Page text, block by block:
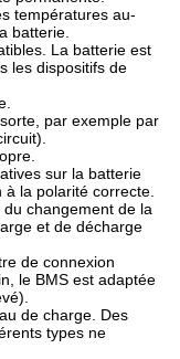
températures au-
batterie.
La batterie est
les dispositifs de
par exemple par
sur la batterie
la polarité correcte.
changement de la
et de décharge
de connexion
le BMS est adaptée
de charge. Des
types ne